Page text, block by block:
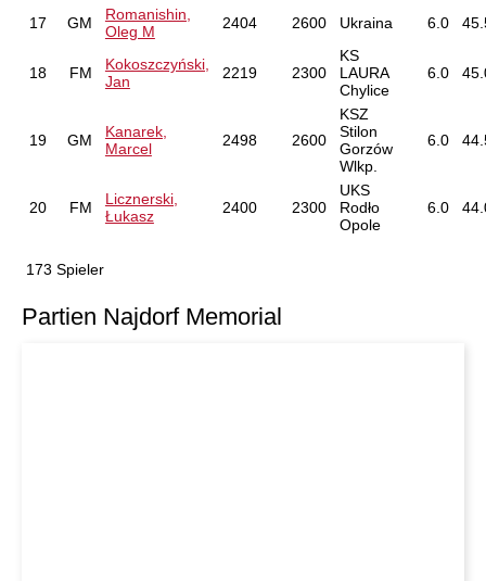
17 GM
Romanishin,
Oleg M
2404 2600 Ukraina 6.0
18 FM
Kokoszczyński,
Jan
2219 2300
KS
LAURA
Chylice
6.0
19 GM
Kanarek,
Marcel
2498 2600
KSZ
Stilon
Gorzów
Wlkp.
6.0
20 FM
Licznerski,
Łukasz
2400 2300
UKS
Rodło
Opole
6.0
173 Spieler
Partien Najdorf Memorial